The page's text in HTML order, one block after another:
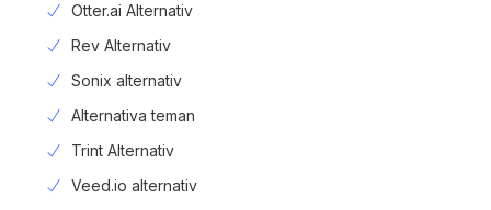
Otter.ai Alternativ
Rev Alternativ
Sonix alternativ
Alternativa teman
Trint Alternativ
Veed.io alternativ